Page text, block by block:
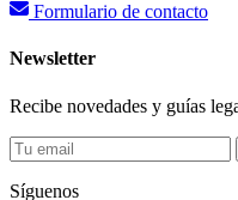
Formulario de contacto
Newsletter
Recibe novedades y guías
Síguenos